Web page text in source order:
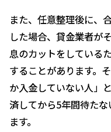
また、任意整理後に、
した場合、貸金業者が
息のカットをしている
することがあります。
か入金していない人」
済してから5年間待た
ます。